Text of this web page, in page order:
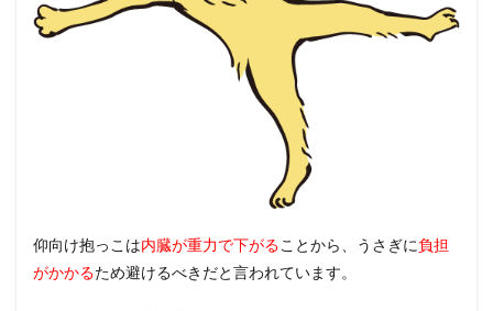
仰向け抱っこは内臓が重力で下がることから、うさぎに負担
がかかるため避けるべきだと言われています。